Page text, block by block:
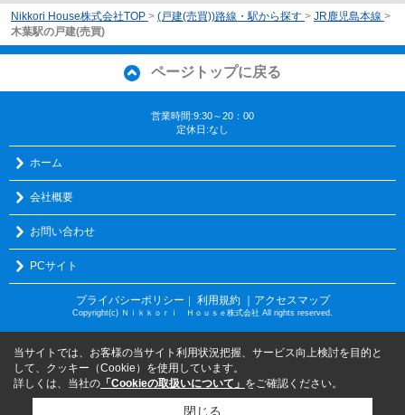
Nikkori House株式会社TOP > (戸建(売買))路線・駅から探す > JR鹿児島本線 >
木葉駅の戸建(売買)
ページトップに戻る
営業時間:9:30～20：00
定休日:なし
ホーム
会社概要
お問い合わせ
PCサイト
プライバシーポリシー ｜ 利用規約 ｜アクセスマップ
Copyright(c) Ｎｉｋｋｏｒｉ Ｈｏｕｓｅ株式会社 All rights reserved.
当サイトでは、お客様の当サイト利用状況把握、サービス向上検討を目的と
して、クッキー（Cookie）を使用しています。
詳しくは、当社の 「Cookieの取扱いについて」 をご確認ください。
閉じる